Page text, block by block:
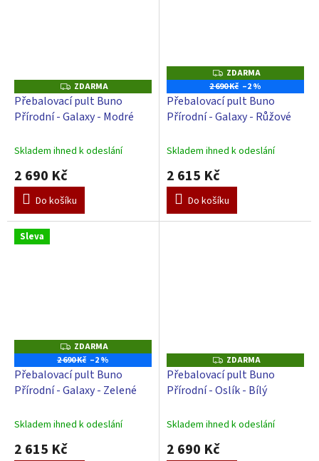
Z
D
A
R
ZDARMA
Přebalovací pult Buno
Přírodní - Galaxy - Modré
Skladem ihned k odeslání
2 690 Kč
Do košíku
Z
D
A
R
M
A
ZDARMA
2 690 Kč –2 %
Přebalovací pult Buno
Přírodní - Galaxy - Růžové
Skladem ihned k odeslání
2 615 Kč
Do košíku
Sleva
Z
D
A
R
M
A
ZDARMA
2 690 Kč –2 %
Přebalovací pult Buno
Přírodní - Galaxy - Zelené
Skladem ihned k odeslání
2 615 Kč
Z
D
A
R
ZDARMA
Přebalovací pult Buno
Přírodní - Oslík - Bílý
Skladem ihned k odeslání
2 690 Kč